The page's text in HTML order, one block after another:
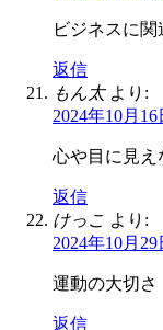
ビジネスに
返信
もん太 より:
2024年10月16
心や目に見え
返信
けっこ より:
2024年10月29
運動の大切さ
返信